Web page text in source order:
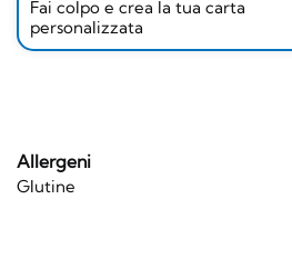
Fai colpo e crea la tua carta
personalizzata
Allergeni
Glutine